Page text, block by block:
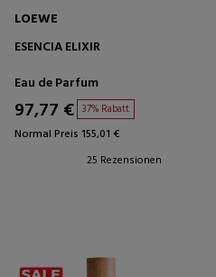
LOEWE
ESENCIA ELIXIR
Eau de Parfum
97,77 € 37% Rabatt
Normal Preis 155,01 €
25 Rezensionen